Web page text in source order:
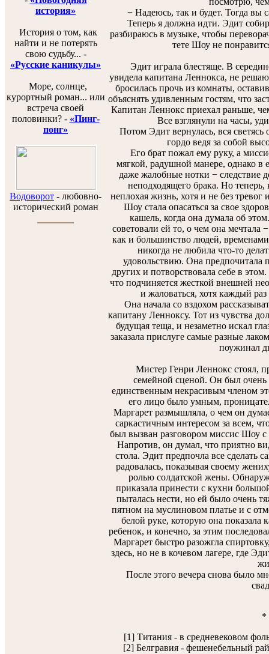
история»
История о том, как
найти и не потерять
свою судьбу... -
«Русские каникулы»
Море, солнце,
курортный роман... или
встреча своей
половинки? - «Пинг-
понг»
Водоворот - любовно-
исторический роман
− Надеюсь, так и будет. Тогда вы
Теперь я должна идти. Эдит
разбираюсь в музыке, чтобы
тете Шоу не
Эдит играла блестяще. В
увидела капитана Леннокса, не
бросилась прочь из комнаты,
объяснять удивленным гостям, что
Капитан Леннокс приехал раньше,
Все взглянули на часы,
Потом Эдит вернулась, вся светясь
гордо ведя за собой
Его брат пожал ему руку, а
мягкой, радушной манере, однако в
даже жалобные нотки − следствие
неподходящего брака. Но теперь,
неплохая жизнь, хотя и не без
Шоу стала опасаться за свое
кашель, когда она думала об
советовали ей то, о чем она
как и большинство людей,
никогда не любила что-то
удовольствию. Она предпочитала
других и потворствовала себе в
что подчиняется жесткой внешней
и жаловаться, хотя каждый
Она начала со вздохом
капитану Ленноксу. Тот из чувства
будущая теща, и незаметно искал
заказала прислуге самые разные
поужинал
Мистер Генри Леннокс стоял,
семейной сценой. Он был очень
единственным некрасивым членом
его лицо было умным,
Маргарет размышляла, о чем он
саркастичным интересом за всем,
был вызван разговором миссис Шоу
Напротив, он думал, что приятно
стола. Эдит предпочла все сделать
радовалась, показывая своему
ролью солдатской жены.
приказала принести с кухни
пыталась нести, но ей было очень
пятном на муслиновом платье и с
белой руке, которую она показала
ребенок, и конечно, за этим
Маргарет быстро разожгла
здесь, но не в кочевом лагере, где
После этого вечера снова было
*
[1] Титания - в средневековом
[2] Белгравия - фешенебельный